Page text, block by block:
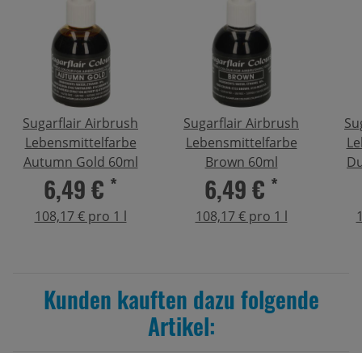
Sugarflair Airbrush
Lebensmittelfarbe
Autumn Gold 60ml
6,49 € *
108,17 € pro 1 l
Sugarflair Airbrush
Lebensmittelfarbe
Brown 60ml
6,49 € *
108,17 € pro 1 l
Kunden kauften dazu folgende
Artikel: